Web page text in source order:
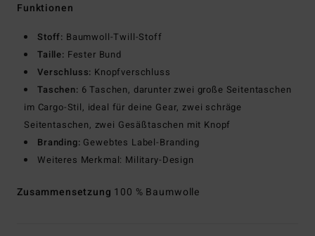
Funktionen
Stoff: Baumwoll-Twill-Stoff
Taille: Fester Bund
Verschluss: Knopfverschluss
Taschen: 6 Taschen, darunter zwei große Seitentaschen
im Cargo-Stil, ideal für deine Gear, zwei schräge
Seitentaschen, zwei Gesäßtaschen mit Knopf
Branding: Gewebtes Label-Branding
Weiteres Merkmal: Military-Design
Zusammensetzung 100 % Baumwolle